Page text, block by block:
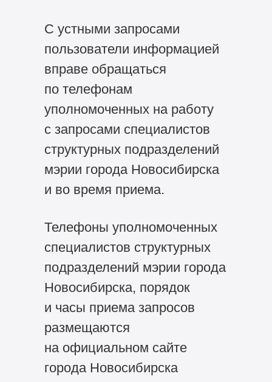
С устными запросами
пользователи информацией
вправе обращаться
по телефонам
уполномоченных на работу
с запросами специалистов
структурных подразделений
мэрии города Новосибирска
и во время приема.
Телефоны уполномоченных
специалистов структурных
подразделений мэрии города
Новосибирска, порядок
и часы приема запросов
размещаются
на официальном сайте
города Новосибирска